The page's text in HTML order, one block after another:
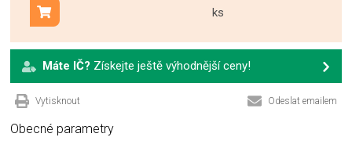
ks
Přidat do košíku
Máte IČ? Získejte ještě výhodnější ceny!
Vytisknout Odeslat emailem
Obecné parametry